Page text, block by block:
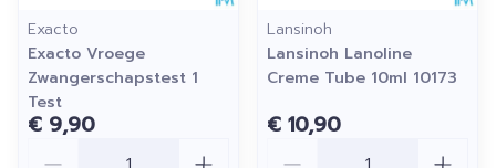
Exacto
Exacto Vroege
Zwangerschapstest 1
Test
€ 9,90
Lansinoh
Lansinoh Lanoline
Creme Tube 10ml 10173
€ 10,90